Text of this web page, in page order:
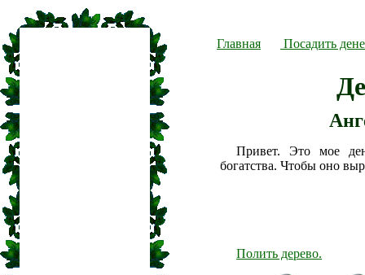
Главная Посадить
Привет. Это мое
богатства. Чтобы оно
Полить дерево.